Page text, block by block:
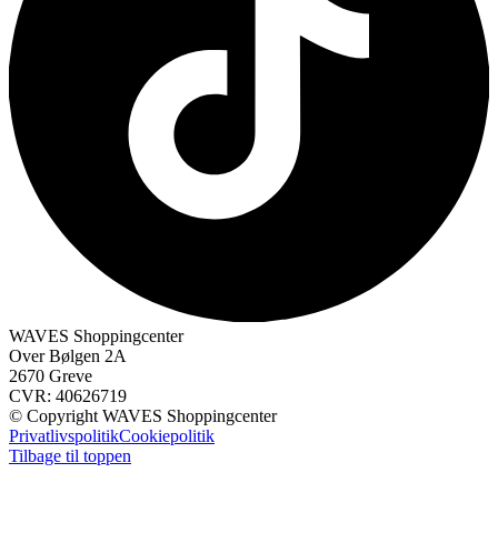
WAVES Shoppingcenter
Over Bølgen 2A
2670 Greve
CVR: 40626719
© Copyright WAVES Shoppingcenter
PrivatlivspolitikCookiepolitik
Tilbage til toppen